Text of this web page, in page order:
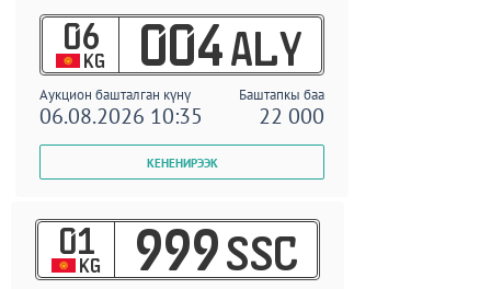
06
KG 004 ALY
Аукцион башталган күнү Баштапкы баа
06.08.2026 10:35 22 000
01
KG 999 SSC